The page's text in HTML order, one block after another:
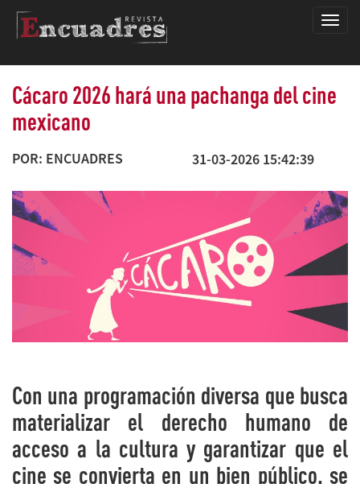
Cácaro 2026 hará una pachanga del cine
mexicano
POR: ENCUADRES 31-03-2026 15:42:39
Con una programación diversa que busca
materializar el derecho humano de
acceso a la cultura y garantizar que el
cine se convierta en un bien público, se